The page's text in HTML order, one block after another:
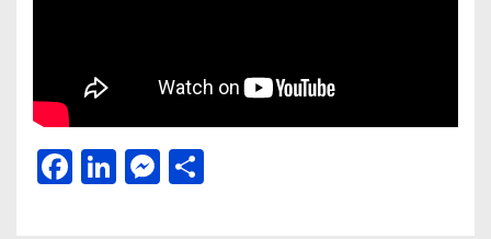
Facebook
LinkedIn
Messenger